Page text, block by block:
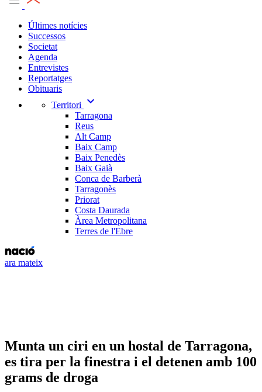
Últimes notícies
Successos
Societat
Agenda
Entrevistes
Reportatges
Obituaris
Territori
expand_more
Tarragona
Reus
Alt Camp
Baix Camp
Baix Penedès
Baix Gaià
Conca de Barberà
Tarragonès
Priorat
Costa Daurada
Àrea Metropolitana
Terres de l'Ebre
ara mateix
Munta un ciri en un hostal de Tarragona,
es tira per la finestra i el detenen amb 100
grams de droga